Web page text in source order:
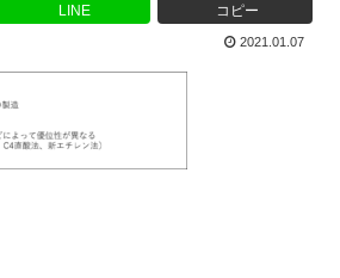
LINE コピー
2021.01.07